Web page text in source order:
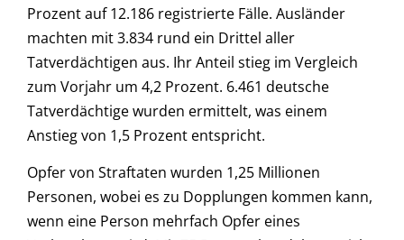
Prozent auf 12.186 registrierte Fälle. Ausländer
machten mit 3.834 rund ein Drittel aller
Tatverdächtigen aus. Ihr Anteil stieg im Vergleich
zum Vorjahr um 4,2 Prozent. 6.461 deutsche
Tatverdächtige wurden ermittelt, was einem
Anstieg von 1,5 Prozent entspricht.
Opfer von Straftaten wurden 1,25 Millionen
Personen, wobei es zu Dopplungen kommen kann,
wenn eine Person mehrfach Opfer eines